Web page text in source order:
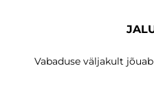
Vabaduse väljakult